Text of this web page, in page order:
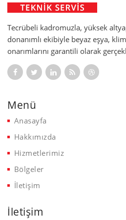
Tecrübeli kadromuzla, yüksek
donanımlı ekibiyle beyaz eşya,
onarımlarını garantili olarak
Menü
Anasayfa
Hakkımızda
Hizmetlerimiz
Bölgeler
İletişim
İletişim